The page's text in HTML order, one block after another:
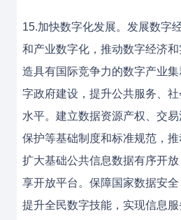
15.加快数字化发展。发展数字
和产业数字化，推动数字经济
造具有国际竞争力的数字产业
字政府建设，提升公共服务、
水平。建立数据资源产权、交
保护等基础制度和标准规范，推
扩大基础公共信息数据有序开
享开放平台。保障国家数据安全
提升全民数字技能，实现信息